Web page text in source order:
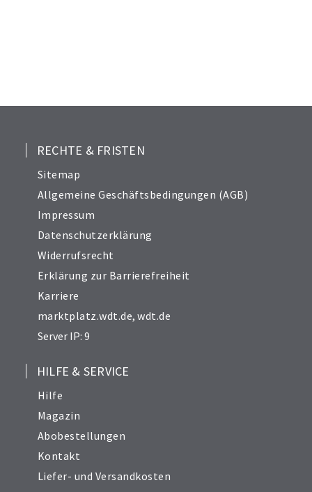
RECHTE & FRISTEN
Sitemap
Allgemeine Geschäftsbedingungen (AGB)
Impressum
Datenschutzerklärung
Widerrufsrecht
Erklärung zur Barrierefreiheit
Karriere
marktplatz.wdt.de,wdt.de
Server IP: 9
HILFE & SERVICE
Hilfe
Magazin
Abobestellungen
Kontakt
Liefer- und Versandkosten